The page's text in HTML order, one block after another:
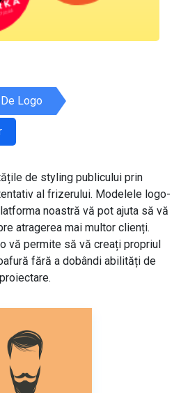
Logo
de styling publicului prin
al frizerului. Modelele logo-
noastră vă pot ajuta să vă
atragerea mai multor clienți.
vă permite să vă creați propriul
fără a dobândi abilități de
proiectare.